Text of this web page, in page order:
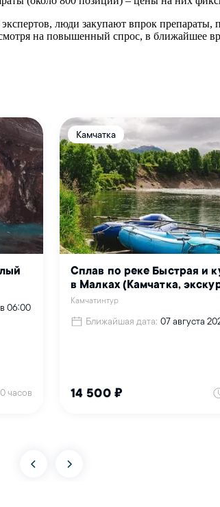
люди закупают впрок препараты,
на повышенный спрос, в ближайшее